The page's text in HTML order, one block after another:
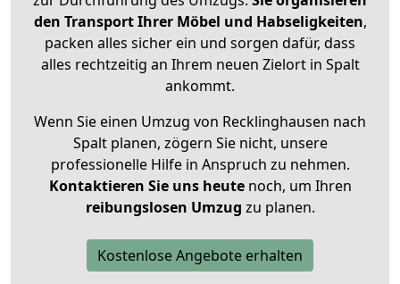
den Transport Ihrer Möbel und Habseligkeiten,
packen alles sicher ein und sorgen dafür, dass
alles rechtzeitig an Ihrem neuen Zielort in Spalt
ankommt.
Wenn Sie einen Umzug von Recklinghausen nach
Spalt planen, zögern Sie nicht, unsere
professionelle Hilfe in Anspruch zu nehmen.
Kontaktieren Sie uns heutenoch, um Ihren
reibungslosen Umzug zu planen.
Kostenlose Angebote erhalten